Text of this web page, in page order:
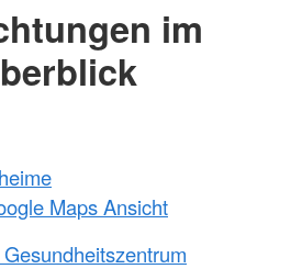
im
Maps Ansicht